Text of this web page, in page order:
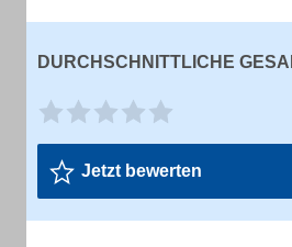
DURCHSCHNITTLICHE
Jetzt bewerten